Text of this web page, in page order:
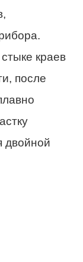
краев
после
двойной